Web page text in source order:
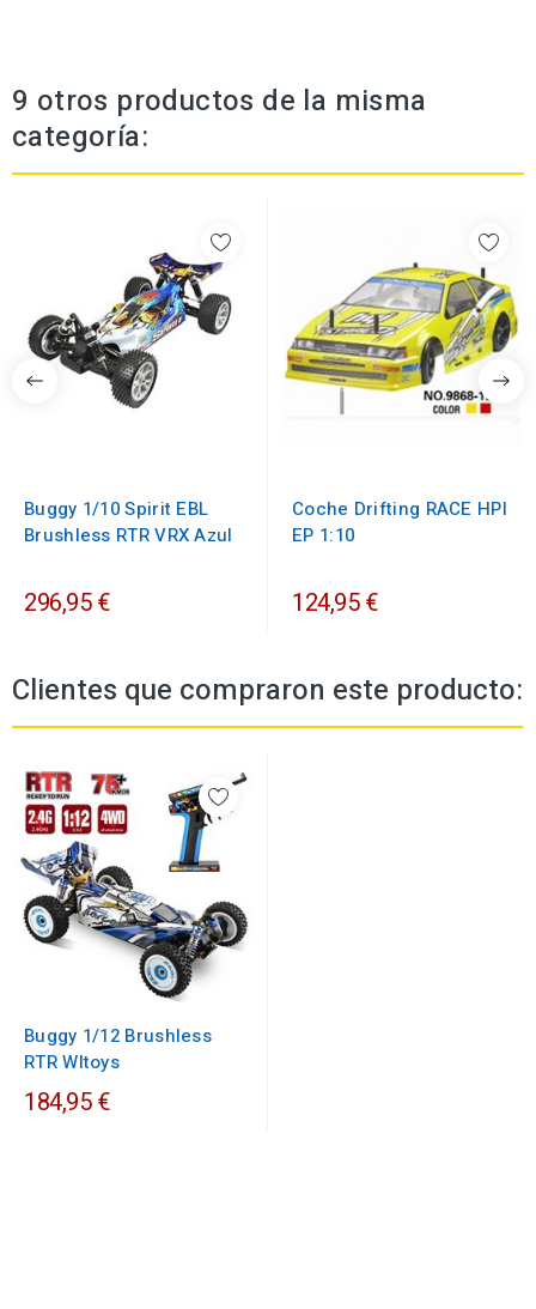
9 otros productos de la misma
categoría:
Buggy 1/10 Spirit EBL
Brushless RTR VRX Azul
296,95 €
Coche Drifting RACE HPI
EP 1:10
124,95 €
Clientes que compraron este producto:
Buggy 1/12 Brushless
RTR Wltoys
184,95 €